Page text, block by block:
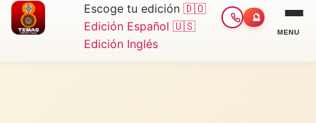
Escoge tu edición 🇩🇴
Edición Español 🇺🇸
Edición Inglés
🔮
MENU